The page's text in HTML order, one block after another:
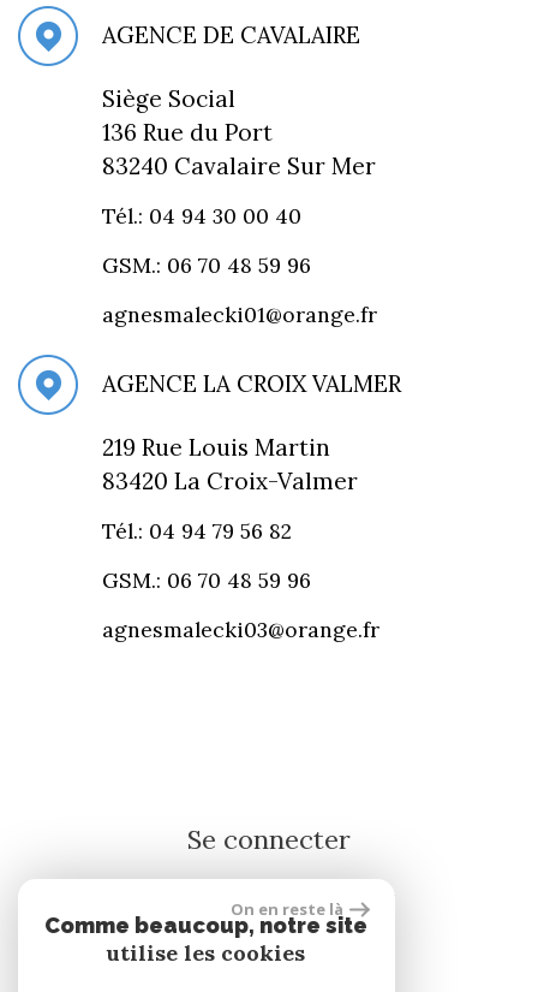
AGENCE DE CAVALAIRE
Siège Social
136 Rue du Port
83240 Cavalaire Sur Mer
Tél.: 04 94 30 00 40
GSM.: 06 70 48 59 96
agnesmalecki01@orange.fr
AGENCE LA CROIX VALMER
219 Rue Louis Martin
83420 La Croix-Valmer
Tél.: 04 94 79 56 82
GSM.: 06 70 48 59 96
agnesmalecki03@orange.fr
Se connecter
Espace propriétaire
On en reste là
Comme beaucoup, notre site
utilise les cookies